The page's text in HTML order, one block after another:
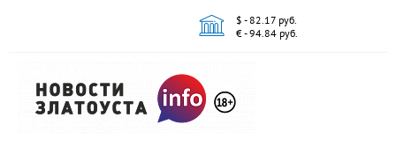
$ - 82.17 руб.
€ - 94.84 руб.